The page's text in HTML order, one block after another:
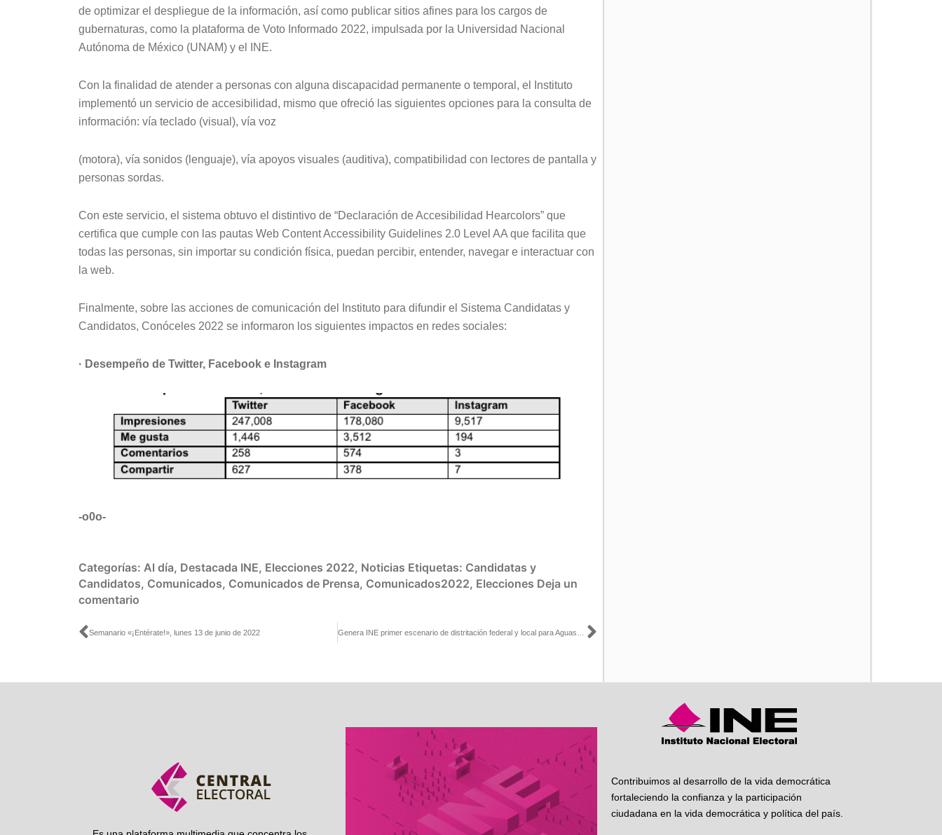
de optimizar el despliegue de la información, así como publicar sitios afines para los cargos de
gubernaturas, como la plataforma de Voto Informado 2022, impulsada por la Universidad Nacional
Autónoma de México (UNAM) y el INE.
Con la finalidad de atender a personas con alguna discapacidad permanente o temporal, el Instituto
implementó un servicio de accesibilidad, mismo que ofreció las siguientes opciones para la consulta de
información: vía teclado (visual), vía voz
(motora), vía sonidos (lenguaje), vía apoyos visuales (auditiva), compatibilidad con lectores de pantalla y
personas sordas.
Con este servicio, el sistema obtuvo el distintivo de “Declaración de Accesibilidad Hearcolors” que
certifica que cumple con las pautas Web Content Accessibility Guidelines 2.0 Level AA que facilita que
todas las personas, sin importar su condición física, puedan percibir, entender, navegar e interactuar con
la web.
Finalmente, sobre las acciones de comunicación del Instituto para difundir el Sistema Candidatas y
Candidatos, Conóceles 2022 se informaron los siguientes impactos en redes sociales:
· Desempeño de Twitter, Facebook e Instagram
-o0o-
Categorías: Al día, Destacada INE, Elecciones 2022, Noticias Etiquetas: Candidatas y
Candidatos, Comunicados, Comunicados de Prensa, Comunicados2022, Elecciones Deja un
comentario
Ant
Semanario «¡Entérate!», lunes 13 de junio de 2022 Siguiente
Contribuimos al desarrollo de la vida democrática
fortaleciendo la confianza y la participación
ciudadana en la vida democrática y política del país.